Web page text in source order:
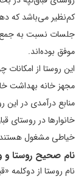
کم‌نظیر می‌باشد که
جلسات نسبت به
موفق بوده‌اند.
این روستا از
مجهز خانه بهداشت
منابع درآمدی در
خانوارها در روستای
خیاطی مشغول
نام صحیح روستا
نام روستا از